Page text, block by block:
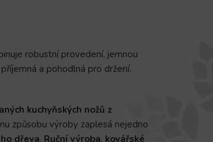
robustní provedení, jemnou
a pohodlná pro držení.
kuchyňských nožů z
způsobu výroby zaplesá nejedno
dřeva. Ruční výroba, kovářské